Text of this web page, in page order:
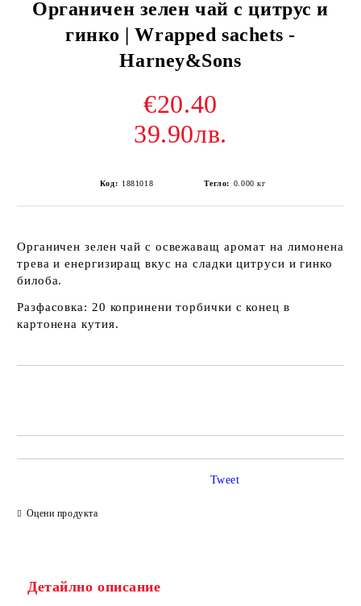
Органичен зелен чай с цитрус и
гинко | Wrapped sachets -
Harney&Sons
€20.40
39.90лв.
Код: 1881018 Тегло: 0.000 кг
Органичен зелен чай с освежаващ аромат на лимонена
трева и енергизиращ вкус на сладки цитруси и гинко
билоба.
Разфасовка: 20 копринени торбички с конец в
картонена кутия.
Оцени продукта
Tweet
Детайлно описание